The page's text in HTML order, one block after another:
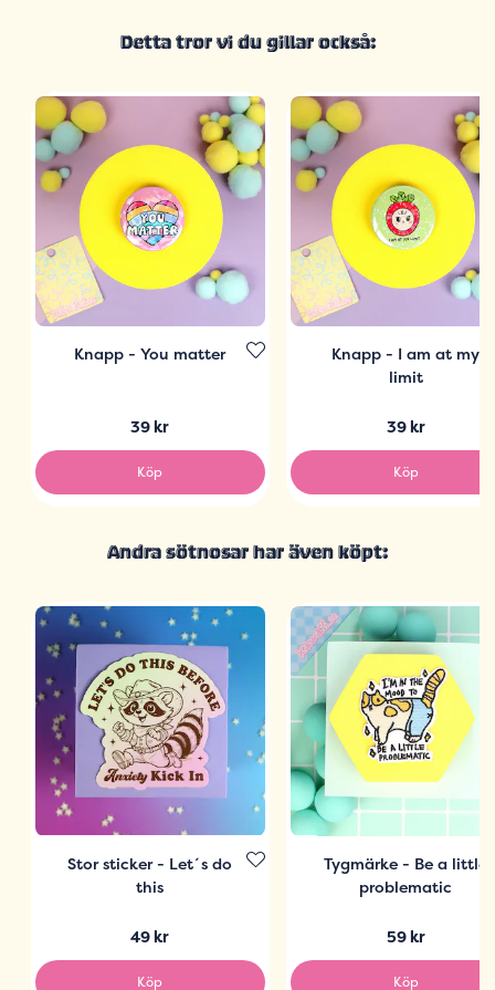
Detta tror vi du gillar också:
Knapp - You matter
39 kr
Köp
Knapp - I am at my
limit
39 kr
Köp
Andra sötnosar har även köpt:
Stor sticker - Let´s do
this
49 kr
Köp
Tygmärke - Be a little
problematic
59 kr
Köp